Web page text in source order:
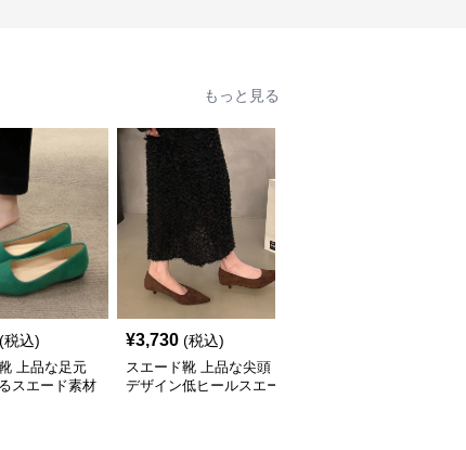
もっと見る
(税込)
上品な足元
スエード素材
¥3,730 (税込)
スエード靴 上品な尖頭
デザイン低ヒールスエー